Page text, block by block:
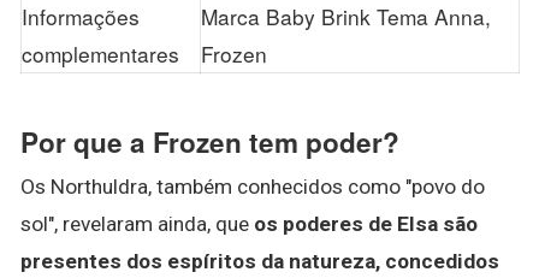
Informações
complementares
Marca Baby Brink Tema Anna,
Frozen
Por que a Frozen tem poder?
Os Northuldra, também conhecidos como "povo do
sol", revelaram ainda, que os poderes de Elsa são
presentes dos espíritos da natureza, concedidos